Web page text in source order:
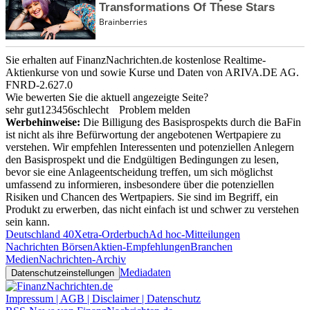
Sie erhalten auf FinanzNachrichten.de kostenlose Realtime-
Aktienkurse von und sowie Kurse und Daten von ARIVA.DE AG.
FNRD-2.627.0
Wie bewerten Sie die aktuell angezeigte Seite?
sehr gut1 23456schlecht
Problem melden
Werbehinweise: Die Billigung des Basisprospekts durch die BaFin
ist nicht als ihre Befürwortung der angebotenen Wertpapiere zu
verstehen. Wir empfehlen Interessenten und potenziellen Anlegern
den Basisprospekt und die Endgültigen Bedingungen zu lesen,
bevor sie eine Anlageentscheidung treffen, um sich möglichst
umfassend zu informieren, insbesondere über die potenziellen
Risiken und Chancen des Wertpapiers. Sie sind im Begriff, ein
Produkt zu erwerben, das nicht einfach ist und schwer zu verstehen
sein kann.
Deutschland 40Xetra-OrderbuchAd hoc-Mitteilungen
Nachrichten BörsenAktien-EmpfehlungenBranchen
MedienNachrichten-Archiv
Datenschutzeinstellungen Mediadaten
Impressum | AGB | Disclaimer | Datenschutz